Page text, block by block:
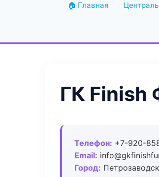
🏠 Главная
ГК Finish
Телефон: +7-920-
Email:
Город: Петрозаводск